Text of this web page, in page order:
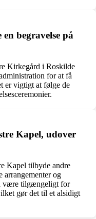
begravelse på
Kirkegård i Roskilde
for at få
er vigtigt at følge de
Kapel, udover
Kapel tilbyde andre
arrangementer og
være tilgængeligt for
gør det til et alsidigt